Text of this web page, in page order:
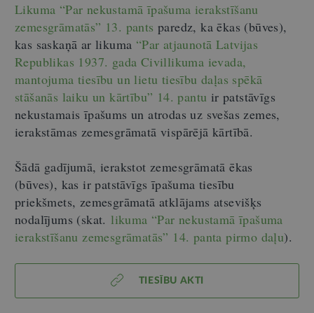
Likuma “Par nekustamā īpašuma ierakstīšanu
zemesgrāmatās” 13. pants paredz, ka ēkas (būves),
kas saskaņā ar likuma “Par atjaunotā Latvijas
Republikas 1937. gada Civillikuma ievada,
mantojuma tiesību un lietu tiesību daļas spēkā
stāšanās laiku un kārtību” 14. pantu ir patstāvīgs
nekustamais īpašums un atrodas uz svešas zemes,
ierakstāmas zemesgrāmatā vispārējā kārtībā.
Šādā gadījumā, ierakstot zemesgrāmatā ēkas
(būves), kas ir patstāvīgs īpašuma tiesību
priekšmets, zemesgrāmatā atklājams atsevišķs
nodalījums (skat. likuma “Par nekustamā īpašuma
ierakstīšanu zemesgrāmatās” 14. panta pirmo daļu).
TIESĪBU AKTI